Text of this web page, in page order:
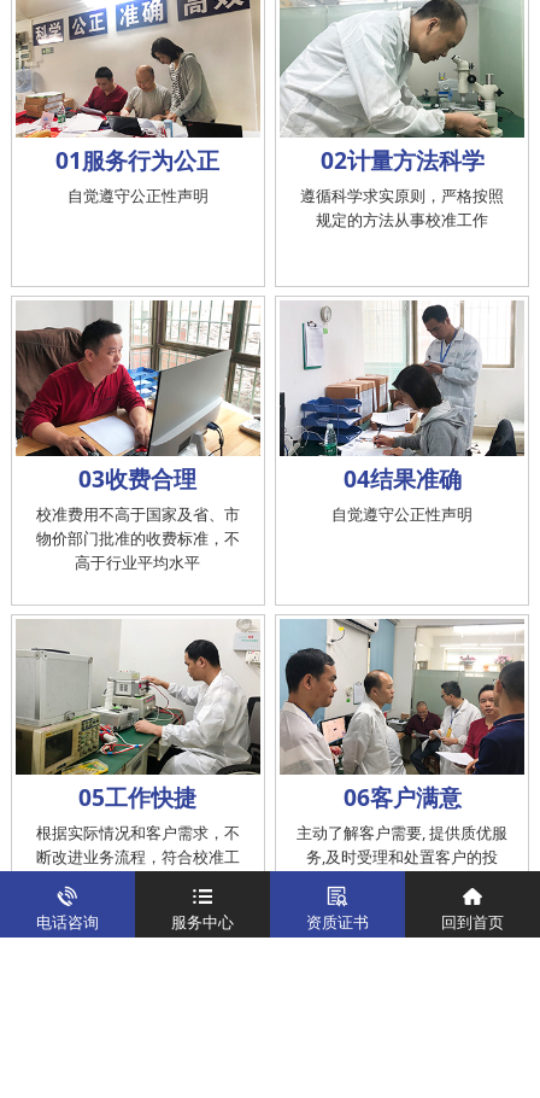
01服务行为公正
自觉遵守公正性声明
02计量方法科学
遵循科学求实原则，严格按照
规定的方法从事校准工作
03收费合理
校准费用不高于国家及省、市
物价部门批准的收费标准，不
高于行业平均水平
04结果准确
自觉遵守公正性声明
05工作快捷
根据实际情况和客户需求，不
断改进业务流程，符合校准工
作在服务的时间标准内完成
06客户满意
主动了解客户需要, 提供质优服
务,及时受理和处置客户的投
诉，提供快捷、方便的后续服
电话咨询 服务中心 资质证书 回到首页